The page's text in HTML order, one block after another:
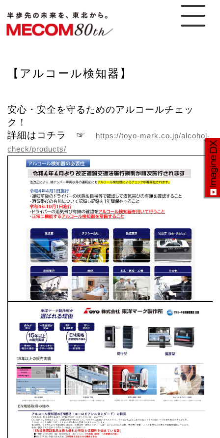
【アルコール検知器】
安心・安全を守るためのアルコールチェッ
ク！
詳細はコチラ ☞
https://toyo-mark.co.jp/alcohol-
check/products/